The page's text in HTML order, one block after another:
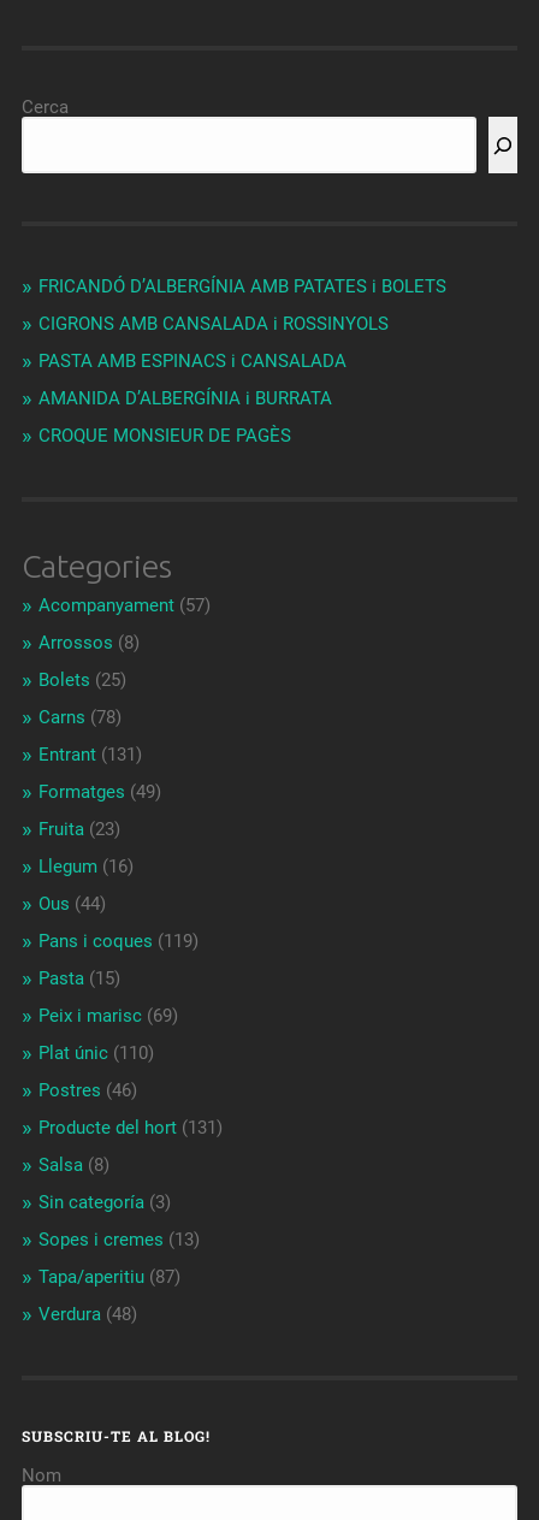
Cerca
FRICANDÓ D’ALBERGÍNIA AMB PATATES i BOLETS
CIGRONS AMB CANSALADA i ROSSINYOLS
PASTA AMB ESPINACS i CANSALADA
AMANIDA D’ALBERGÍNIA i BURRATA
CROQUE MONSIEUR DE PAGÈS
Categories
Acompanyament(57)
Arrossos (8)
Bolets (25)
Carns (78)
Entrant(131)
Formatges (49)
Fruita(23)
Llegum (16)
Ous (44)
Pans i coques (119)
Pasta(15)
Peix i marisc(69)
Plat únic(110)
Postres (46)
Producte del hort(131)
Salsa(8)
Sin categoría(3)
Sopes i cremes (13)
Tapa/aperitiu(87)
Verdura(48)
SUBSCRIU-TE AL BLOG!
Nom